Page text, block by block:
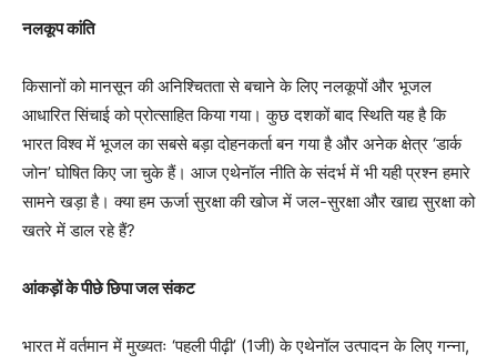
नलकूप कांति
किसानों को मानसून की अनिश्चितता से बचाने के लिए नलकूपों और भूजल
आधारित सिंचाई को प्रोत्साहित किया गया। कुछ दशकों बाद स्थिति यह है कि
भारत विश्व में भूजल का सबसे बड़ा दोहनकर्ता बन गया है और अनेक क्षेत्र ‘डार्क
जोन’ घोषित किए जा चुके हैं। आज एथेनॉल नीति के संदर्भ में भी यही प्रश्न हमारे
सामने खड़ा है। क्या हम ऊर्जा सुरक्षा की खोज में जल-सुरक्षा और खाद्य सुरक्षा को
खतरे में डाल रहे हैं?
आंकड़ों के पीछे छिपा जल संकट
भारत में वर्तमान में मुख्यतः ‘पहली पीढ़ी’ (1जी) के एथेनॉल उत्पादन के लिए गन्ना,